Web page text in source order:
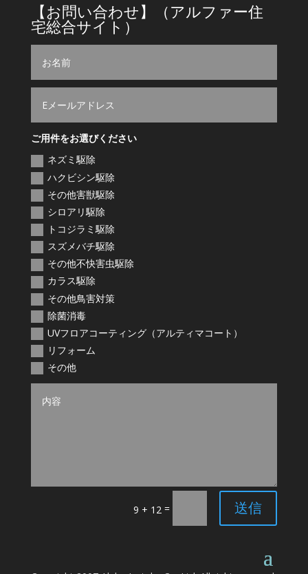
【お問い合わせ】（アルファー住
宅総合サイト）
ご用件をお選びください
ネズミ駆除
ハクビシン駆除
その他害獣駆除
シロアリ駆除
トコジラミ駆除
スズメバチ駆除
その他不快害虫駆除
カラス駆除
その他鳥害対策
除菌消毒
UVフロアコーティング（アルティマコート）
リフォーム
その他
9 + 12 = 送信